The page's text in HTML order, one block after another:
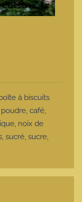
à biscuits
, café,
, noix de
, sucré, sucre,